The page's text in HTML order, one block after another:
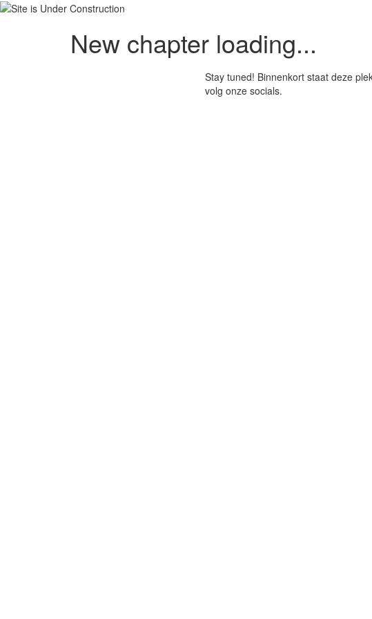
New chapter loading...
Stay tuned! Binnenkort staat deze
volg onze socials.